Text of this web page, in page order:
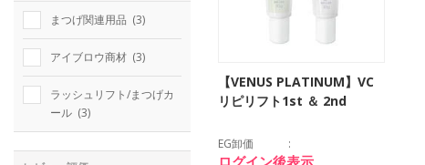
まつげ関連用品 (3)
アイブロウ商材 (3)
ラッシュリフト/まつげカ
ール (3)
【VENUS PLATINUM】VC
リピリフト1st ＆ 2nd
EG卸価
ログイン後表示